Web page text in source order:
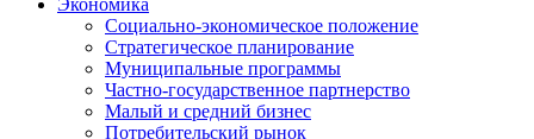
Экономика
Социально-экономическое положение
Стратегическое планирование
Муниципальные программы
Частно-государственное партнерство
Малый и средний бизнес
Потребительский рынок